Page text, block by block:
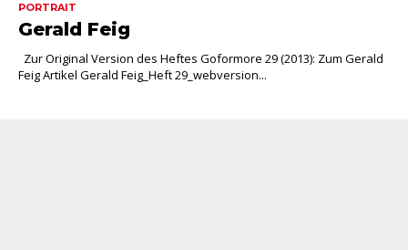
PORTRAIT
Gerald Feig
Zur Original Version des Heftes Goformore 29 (2013): Zum Gerald
Feig Artikel Gerald Feig_Heft 29_webversion...